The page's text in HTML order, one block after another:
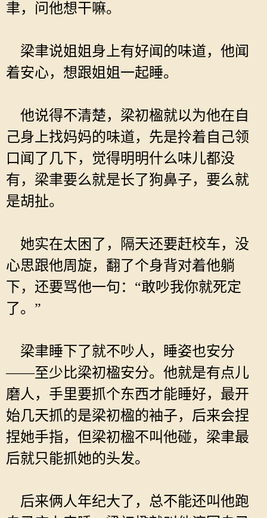
聿，问他想干嘛。
梁聿说姐姐身上有好闻的味道，他闻
着安心，想跟姐姐一起睡。
他说得不清楚，梁初楹就以为他在自
己身上找妈妈的味道，先是拎着自己领
口闻了几下，觉得明明什么味儿都没
有，梁聿要么就是长了狗鼻子，要么就
是胡扯。
她实在太困了，隔天还要赶校车，没
心思跟他周旋，翻了个身背对着他躺
下，还要骂他一句：“敢吵我你就死定
了。”
梁聿睡下了就不吵人，睡姿也安分
——至少比梁初楹安分。他就是有点儿
磨人，手里要抓个东西才能睡好，最开
始几天抓的是梁初楹的袖子，后来会捏
捏她手指，但梁初楹不叫他碰，梁聿最
后就只能抓她的头发。
后来俩人年纪大了，总不能还叫他跑